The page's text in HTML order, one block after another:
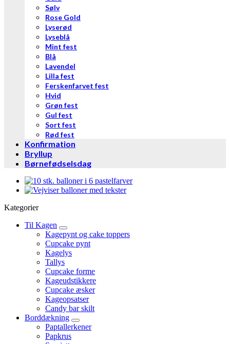
Sølv
Rose Gold
Lyserød
Lyseblå
Mint fest
Blå
Lavendel
Lilla fest
Ferskenfarvet fest
Hvid
Grøn fest
Gul fest
Sort fest
Rød fest
Konfirmation
Bryllup
Børnefødselsdag
Kategorier
Til Kagen
Kagepynt og cake toppers
Cupcake pynt
Kagelys
Tallys
Cupcake forme
Kageudstikkere
Cupcake æsker
Kageopsatser
Candy bar skilt
Borddækning
Paptallerkener
Papkrus